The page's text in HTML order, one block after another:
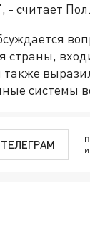
- считает Пол.
страны,
системы
ТЕЛЕГРАМ